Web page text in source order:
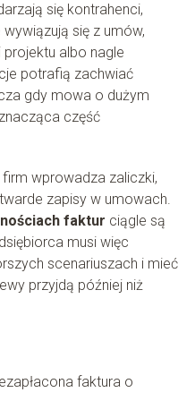
się kontrahenci,
się z umów,
albo nagle
potrafią zachwiać
gdy mowa o dużym
część
wprowadza zaliczki,
zapisy w umowach.
faktur ciągle są
musi więc
scenariuszach i mieć
przyjdą później niż
faktura o